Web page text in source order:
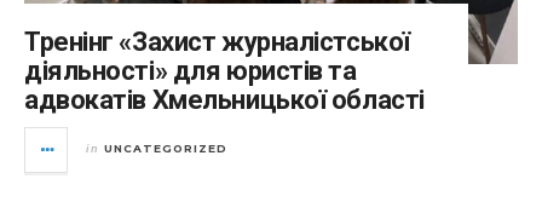
Тренінг «Захист журналістської
діяльності» для юристів та
адвокатів Хмельницької області
in UNCATEGORIZED